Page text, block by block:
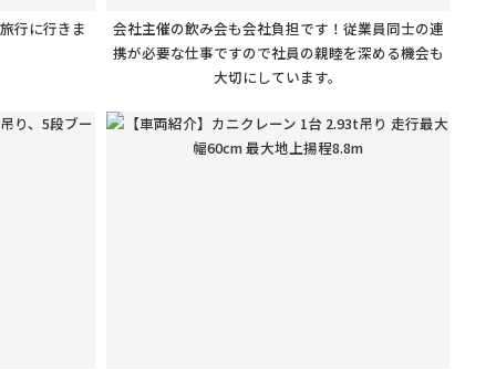
行に行きま
会社主催の飲み会も会社負担です！従業員同士の連
携が必要な仕事ですので社員の親睦を深める機会も
大切にしています。